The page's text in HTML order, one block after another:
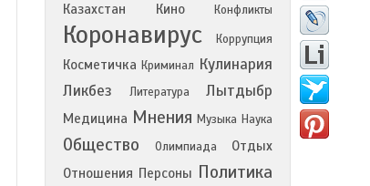
Казахстан Кино Конфликты
Коронавирус Коррупция
Косметичка Криминал Кулинария
Ликбез
Литература Лытдыбр
Медицина Мнения Музыка Наука
Общество Олимпиада
Отдых
Отношения Персоны Политика